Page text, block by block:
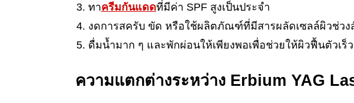
ทาครีมกันแดดที่มีค่า SPF สูงเป็นประจำ
งดการสครับ ขัด หรือใช้ผลิตภัณฑ์ที่มีสารผลัดเซลล์ผิวช่วง
ดื่มน้ำมาก ๆ และพักผ่อนให้เพียงพอเพื่อช่วยให้ผิวฟื้นตัวเร็
ความแตกต่างระหว่าง Erbium YAG